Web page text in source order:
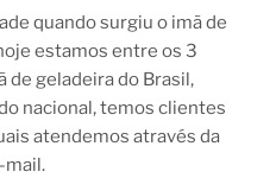
quando surgiu o imã de
estamos entre os 3
de geladeira do Brasil,
nacional, temos clientes
atendemos através da
mail.